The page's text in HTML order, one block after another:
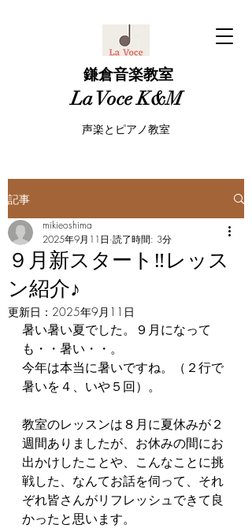
鎌倉音楽教室
La Voce K&M
声楽とピアノ教室
記事
９月新スタート‼️レッス
ン紹介♪
mikieoshima
2025年9月11日 読了時間: 3分
更新日： 2025年9月11日
暑い暑い夏でした。９月になって
も・・暑い・・。
今年は本当に暑いですね。（２行で
暑いを４、いや５回）。
教室のレッスンは８月に夏休みが２
週間ありましたが、お休みの間にお
出かけしたことや、こんなことに挑
戦した、なんてお話を伺って、それ
ぞれ皆さんがリフレッシュできて良
かったと思います。